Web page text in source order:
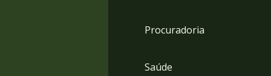
Procuradoria
Saúde